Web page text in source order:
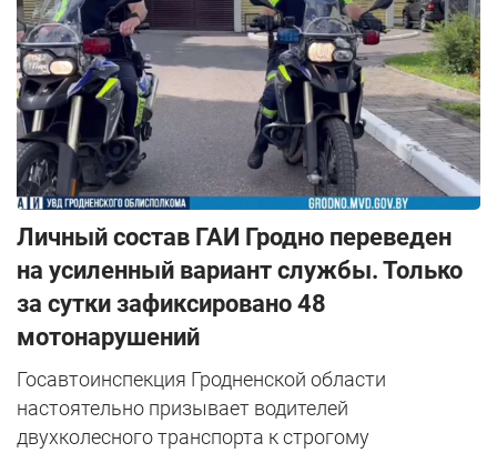
Личный состав ГАИ Гродно переведен
на усиленный вариант службы. Только
за сутки зафиксировано 48
мотонарушений
Госавтоинспекция Гродненской области
настоятельно призывает водителей
двухколесного транспорта к строгому